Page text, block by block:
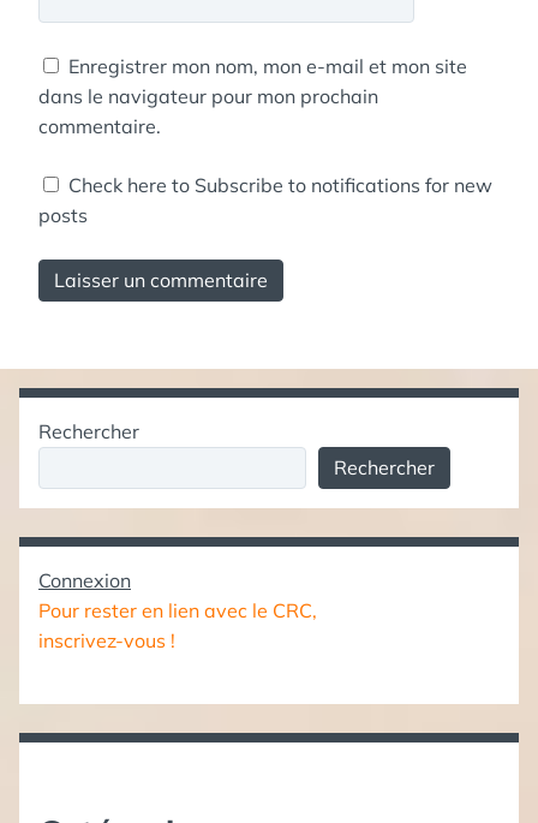
Enregistrer mon nom, mon e-mail et mon site
dans le navigateur pour mon prochain
commentaire.
Check here to Subscribe to notifications for new
posts
Rechercher
Rechercher
Connexion
Pour rester en lien avec le CRC,
inscrivez-vous !